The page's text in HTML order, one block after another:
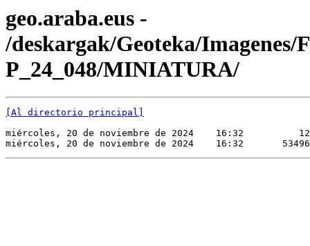
geo.araba.eus -
/deskargak/Geoteka/Imagenes/
P_24_048/MINIATURA/
[Al directorio principal]
miércoles, 20 de noviembre de 2024    16:32
miércoles, 20 de noviembre de 2024    16:32